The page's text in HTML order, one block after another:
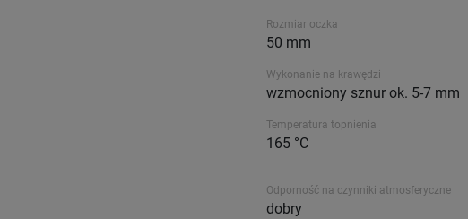
Rozmiar oczka
50 mm
Wykonanie na krawędzi
wzmocniony sznur ok. 5-7 mm
Temperatura topnienia
165 °C
Odporność na czynniki atmosferyczne
dobry